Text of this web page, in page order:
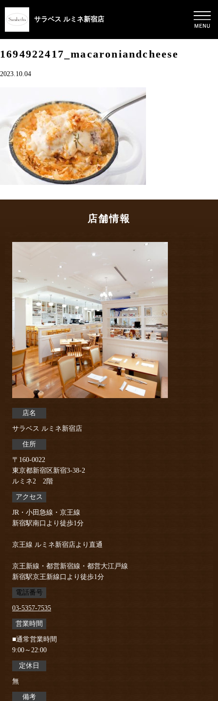
サラベス ルミネ新宿店
1694922417_macaroniandcheese
2023.10.04
店舗情報
店名
サラベス ルミネ新宿店
住所
〒160-0022
東京都新宿区新宿3-38-2
ルミネ2 2階
アクセス
JR・小田急線・京王線
新宿駅南口より徒歩1分
京王線 ルミネ新宿店より直通
京王新線・都営新宿線・都営大江戸線
新宿駅京王新線口より徒歩1分
電話番号
03-5357-7535
営業時間
■通常営業時間
9:00～22:00
定休日
無
備考